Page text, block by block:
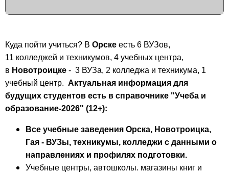
Куда пойти учиться? В Орске есть 6 ВУЗов,
11 колледжей и техникумов, 4 учебных центра,
в Новотроицке - 3 ВУЗа, 2 колледжа и техникума, 1
учебный центр. Актуальная информация для
будущих студентов есть в справочнике "Учеба и
образование-2026" (12+):
Все учебные заведения Орска, Новотроицка,
Гая - ВУЗы, техникумы, колледжи с данными о
направлениях и профилях подготовки.
Учебные центры, автошколы. магазины книг и